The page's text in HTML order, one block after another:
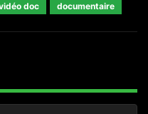
doc documentaire